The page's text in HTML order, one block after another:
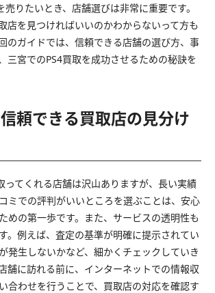
売りたいとき、店舗選びは非常に重要です。
店を見つければいいのかわからないって方も
のガイドでは、信頼できる店舗の選び方、事
三宮でのPS4買取を成功させるための秘訣を
頼できる買取店の見分け
ってくれる店舗は沢山ありますが、長い実績
ミでの評判がいいところを選ぶことは、安心
めの第一歩です。また、サービスの透明性も
。例えば、査定の基準が明確に提示されてい
発生しないかなど、細かくチェックしていき
舗に訪れる前に、インターネットでの情報収
合わせを行うことで、買取店の対応を確認す